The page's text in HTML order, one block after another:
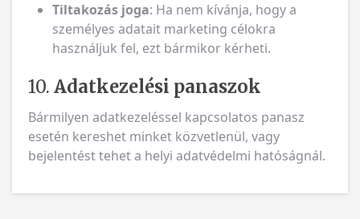
Tiltakozás joga: Ha nem kívánja, hogy a
személyes adatait marketing célokra
használjuk fel, ezt bármikor kérheti.
10. Adatkezelési panaszok
Bármilyen adatkezeléssel kapcsolatos panasz
esetén kereshet minket közvetlenül, vagy
bejelentést tehet a helyi adatvédelmi hatóságnál.